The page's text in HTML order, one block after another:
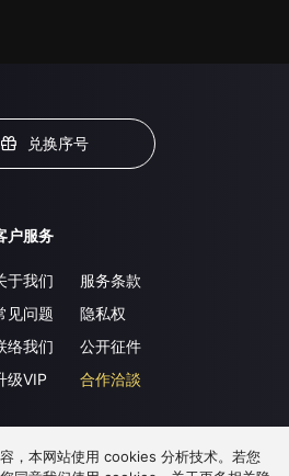
兑换序号
户服务
于我们
见问题
络我们
级VIP
服务条款
隐私权
公开征件
合作洽談
，本网站使用 cookies 分析技术。若您